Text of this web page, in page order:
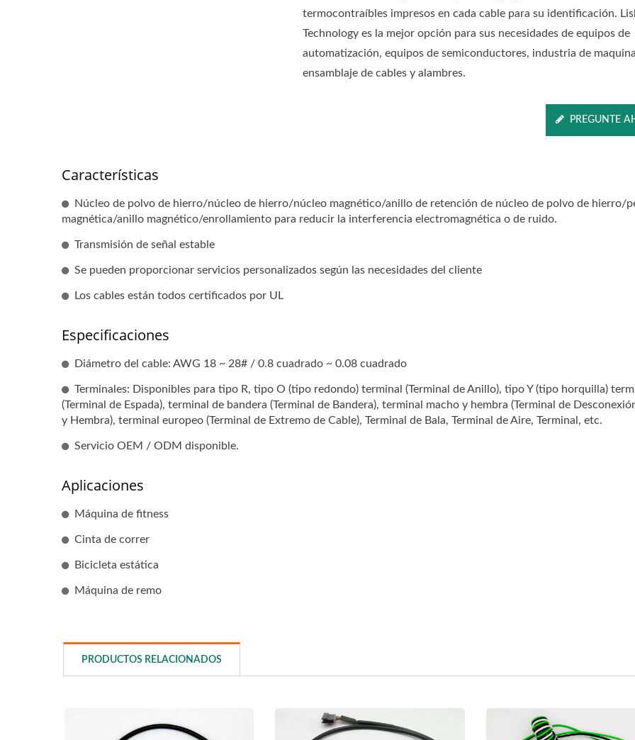
termocontraíbles impresos en cada cable para su identificación.
Technology es la mejor opción para sus necesidades de equipos de
automatización, equipos de semiconductores, industria de
ensamblaje de cables y alambres.
PREGUNTE
Características
Núcleo de polvo de hierro/núcleo de hierro/núcleo magnético/anillo de retención de núcleo de polvo de hierro/
magnética/anillo magnético/enrollamiento para reducir la interferencia electromagnética o de ruido.
Transmisión de señal estable
Se pueden proporcionar servicios personalizados según las necesidades del cliente
Los cables están todos certificados por UL
Especificaciones
Diámetro del cable: AWG 18 ~ 28# / 0.8 cuadrado ~ 0.08 cuadrado
Terminales: Disponibles para tipo R, tipo O (tipo redondo) terminal (Terminal de Anillo), tipo Y (tipo horquilla)
(Terminal de Espada), terminal de bandera (Terminal de Bandera), terminal macho y hembra (Terminal de
y Hembra), terminal europeo (Terminal de Extremo de Cable), Terminal de Bala, Terminal de Aire, Terminal, etc.
Servicio OEM / ODM disponible.
Aplicaciones
Máquina de fitness
Cinta de correr
Bicicleta estática
Máquina de remo
PRODUCTOS RELACIONADOS
PCBA Con Ensamblaje De
Cables (servicio Llave En
Mano)
Arneses De Cable Y
Ensamblaje De Cables
PCBA Con
Cables (servicio
Mano)